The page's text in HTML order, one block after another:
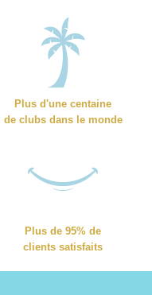
Plus d'une centaine
de clubs dans le monde
Plus de 95% de
clients satisfaits